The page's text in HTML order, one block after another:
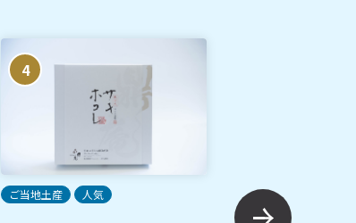
4
ご当地土産 人気